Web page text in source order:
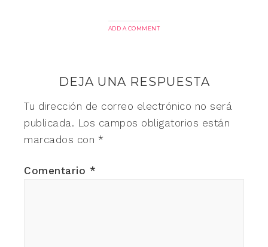
ADD A COMMENT
DEJA UNA RESPUESTA
Tu dirección de correo electrónico no será
publicada. Los campos obligatorios están
marcados con *
Comentario *